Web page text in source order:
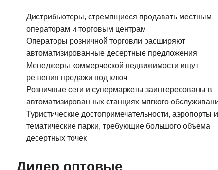
Дистрибьюторы, стремящиеся продавать местным
операторам и торговым центрам
Операторы розничной торговли расширяют
автоматизированные десертные предложения
Менеджеры коммерческой недвижимости ищут
решения продажи под ключ
Розничные сети и супермаркеты заинтересованы в
автоматизированных станциях мягкого
Туристические достопримечательности, аэропорты и
тематические парки, требующие большого объема
десертных точек
Дилер оптовые